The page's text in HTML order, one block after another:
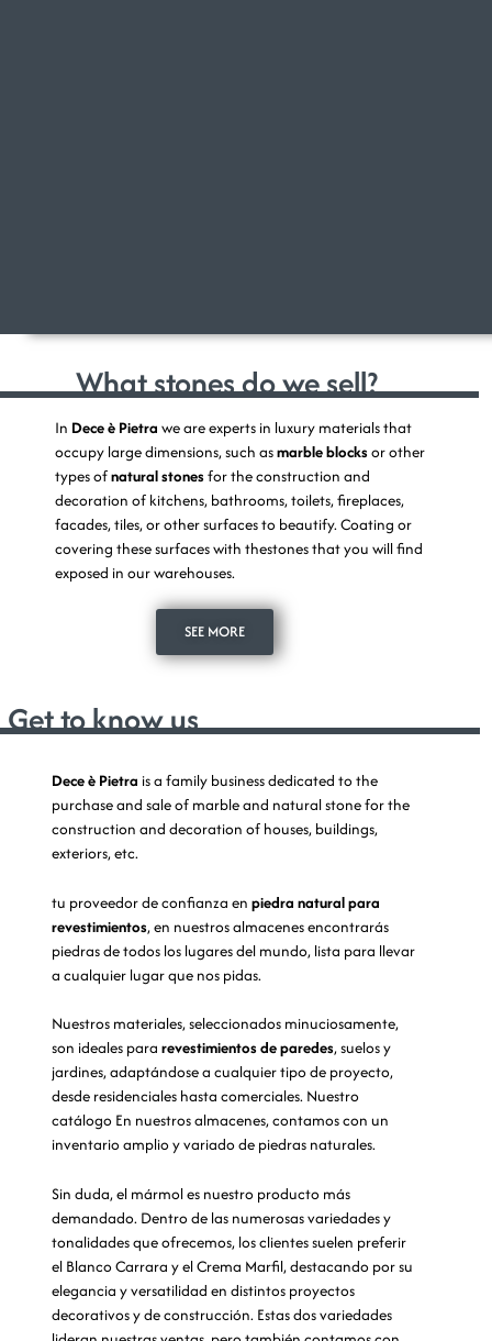
What stones do we sell?
In Dece è Pietra we are experts in luxury materials that
occupy large dimensions, such asmarble blocksor other
types ofnatural stonesfor the construction and
decoration of kitchens, bathrooms, toilets, fireplaces,
facades, tiles, or other surfaces to beautify. Coating or
covering these surfaceswith thestones that you will find
exposed in our warehouses.
SEE MORE
Get to know us
Dece è Pietra is a family business dedicated to the
purchase and sale of marble and natural stone for the
construction and decoration of houses, buildings,
exteriors, etc.
tu proveedor de confianza en piedra natural para
revestimientos, en nuestros almacenes encontrarás
piedras de todos los lugares del mundo, lista para llevar
a cualquier lugar que nos pidas.
Nuestros materiales, seleccionados minuciosamente,
son ideales para revestimientos de paredes, suelos y
jardines, adaptándose a cualquier tipo de proyecto,
desde residenciales hasta comerciales. Nuestro
catálogo En nuestros almacenes, contamos con un
inventario amplio y variado de piedras naturales.
Sin duda, el mármol es nuestro producto más
demandado. Dentro de las numerosas variedades y
tonalidades que ofrecemos, los clientes suelen preferir
el Blanco Carrara y el Crema Marfil, destacando por su
elegancia y versatilidad en distintos proyectos
decorativos y de construcción. Estas dos variedades